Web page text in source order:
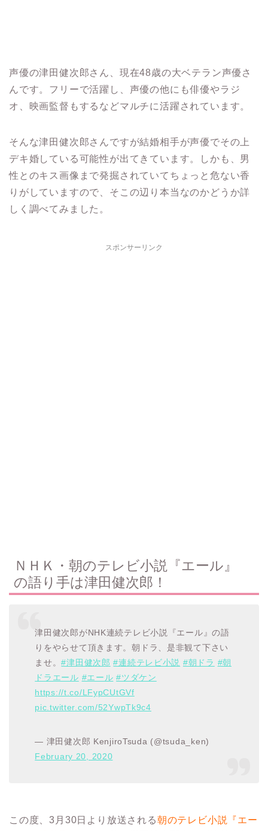
声優の津田健次郎さん、現在48歳の大ベテラン声優さ
んです。フリーで活躍し、声優の他にも俳優やラジ
オ、映画監督もするなどマルチに活躍されています。
そんな津田健次郎さんですが結婚相手が声優でその上
デキ婚している可能性が出てきています。しかも、男
性とのキス画像まで発掘されていてちょっと危ない香
りがしていますので、そこの辺り本当なのかどうか詳
しく調べてみました。
スポンサーリンク
ＮＨＫ・朝のテレビ小説『エール』
の語り手は津田健次郎！
津田健次郎がNHK連続テレビ小説『エール』の語
りをやらせて頂きます。朝ドラ、是非観て下さい
ませ。#津田健次郎 #連続テレビ小説 #朝ドラ #朝
ドラエール #エール #ツダケン
https://t.co/LFypCUtGVf
pic.twitter.com/52YwpTk9c4
— 津田健次郎 KenjiroTsuda (@tsuda_ken)
February 20, 2020
この度、3月30日より放送される朝のテレビ小説『エー